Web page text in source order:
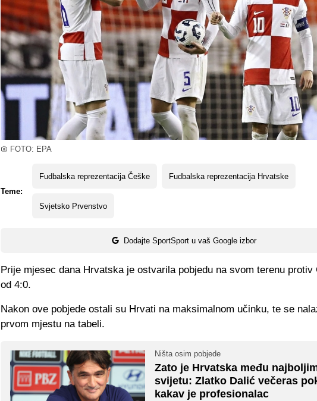
FOTO: EPA
Teme:
Fudbalska reprezentacija Češke Fudbalska reprezentacija Hrvatske
Svjetsko Prvenstvo
Dodajte SportSport u vaš Google izbor
Prije mjesec dana Hrvatska je ostvarila pobjedu na svom terenu protiv
od 4:0.
Nakon ove pobjede ostali su Hrvati na maksimalnom učinku, te se
prvom mjestu na tabeli.
Ništa osim pobjede
Zato je Hrvatska među
svijetu: Zlatko Dalić večeras
kakav je profesionalac